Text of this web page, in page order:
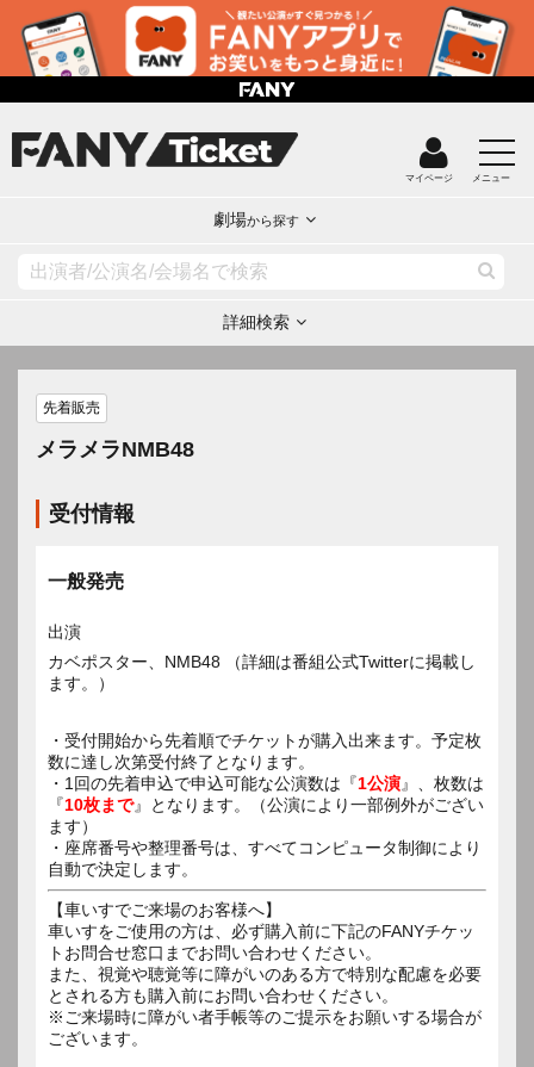
マイページ メニュー
劇場から探す
詳細検索
先着販売
メラメラNMB48
受付情報
一般発売
出演
カベポスター、NMB48 （詳細は番組公式Twitterに掲載し
ます。）
・受付開始から先着順でチケットが購入出来ます。予定枚
数に達し次第受付終了となります。
・1回の先着申込で申込可能な公演数は『1公演』、枚数は
『10枚まで』となります。（公演により一部例外がござい
ます）
・座席番号や整理番号は、すべてコンピュータ制御により
自動で決定します。
【車いすでご来場のお客様へ】
車いすをご使用の方は、必ず購入前に下記のFANYチケッ
トお問合せ窓口までお問い合わせください。
また、視覚や聴覚等に障がいのある方で特別な配慮を必要
とされる方も購入前にお問い合わせください。
※ご来場時に障がい者手帳等のご提示をお願いする場合が
ございます。